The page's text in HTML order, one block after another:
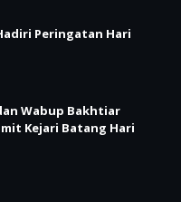
Peringatan Hari
Wabup Bakhtiar
Kejari Batang Hari